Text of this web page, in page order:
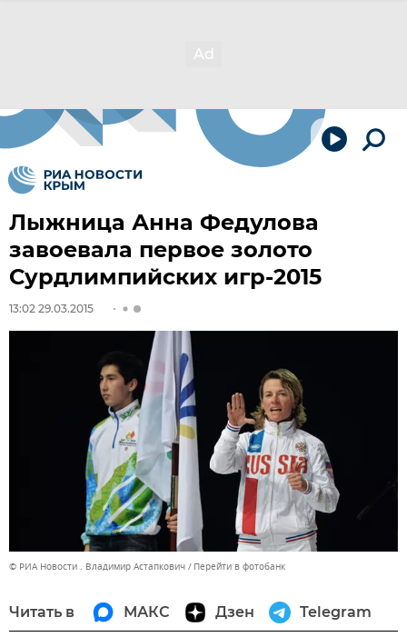
Лыжница Анна Федулова
завоевала первое золото
Сурдлимпийских игр-2015
13:02 29.03.2015
© РИА Новости . Владимир Астапкович Перейти в фотобанк
Читать в МАКС Дзен Telegram